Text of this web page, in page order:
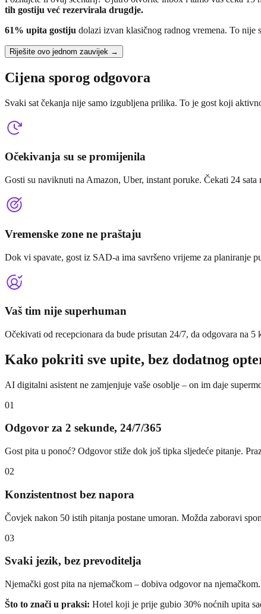
tih gostiju već rezervirala drugdje.
61% upita gostiju dolazi izvan klasičnog radnog vremena. To nije
Riješite ovo jednom zauvijek →
Cijena sporog odgovora
Svaki sat čekanja nije samo izgubljena prilika. To je gost koji
Očekivanja su se promijenila
Gosti su naviknuti na Amazon, Uber, instant poruke. Čekati 24
Vremenske zone ne praštaju
Dok vi spavate, gost iz SAD-a ima savršeno vrijeme za planiranje
Vaš tim nije superhuman
Očekivati od recepcionara da bude prisutan 24/7, da odgovara na
Kako pokriti sve upite, bez dodatnog
AI digitalni asistent ne zamjenjuje vaše osoblje – on im daje
01
Odgovor za 2 sekunde, 24/7/365
Gost pita u ponoć? Odgovor stiže dok još tipka sljedeće pitanje.
02
Konzistentnost bez napora
Čovjek nakon 50 istih pitanja postane umoran. Možda zaboravi
03
Svaki jezik, bez prevoditelja
Njemački gost pita na njemačkom – dobiva odgovor na
Što to znači u praksi: Hotel koji je prije gubio 30% noćnih upita